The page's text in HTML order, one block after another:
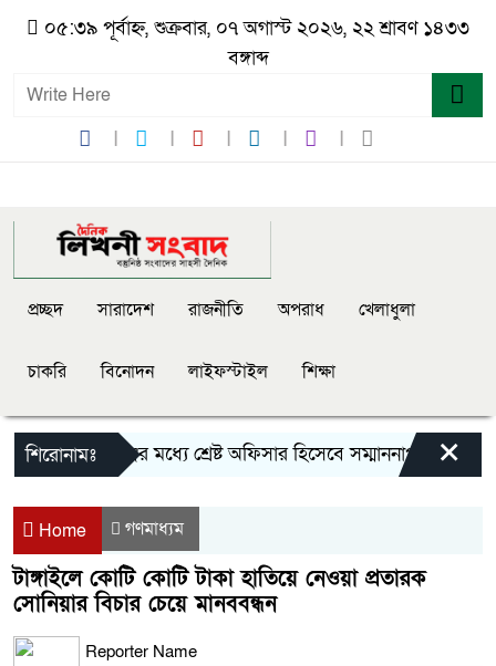
০৫:৩৯ পূর্বাহ্ন, শুক্রবার, ০৭ অগাস্ট ২০২৬, ২২ শ্রাবণ ১৪৩৩
বঙ্গাব্দ
প্রচ্ছদ সারাদেশ রাজনীতি অপরাধ খেলাধুলা
চাকরি বিনোদন লাইফস্টাইল শিক্ষা
শিরোনামঃ
সিলেট রেঞ্জের মধ্যে শ্রেষ্ট অফিসার হিসেবে সম্মাননাপত্র গ্রহন
×
Home গণমাধ্যম
টাঙ্গাইলে কোটি কোটি টাকা হাতিয়ে নেওয়া প্রতারক
সোনিয়ার বিচার চেয়ে মানববন্ধন
Reporter Name